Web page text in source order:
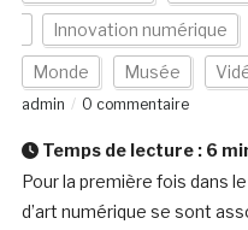
Innovation numérique
Monde Musée
admin
0 commentaire
Temps de lecture : 6
Pour la première fois dans
d’art numérique se sont